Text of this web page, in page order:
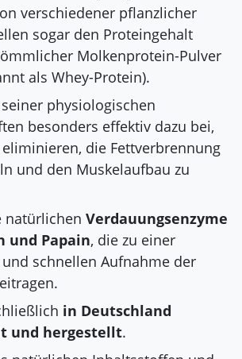
verschiedener pflanzlicher
sogar den Proteingehalt
Molkenprotein-Pulver
als Whey-Protein).
physiologischen
besonders effektiv dazu bei,
die Fettverbrennung
und den Muskelaufbau zu
natürlichen Verdauungsenzyme
und Papain, die zu einer
schnellen Aufnahme der
in Deutschland
und hergestellt.